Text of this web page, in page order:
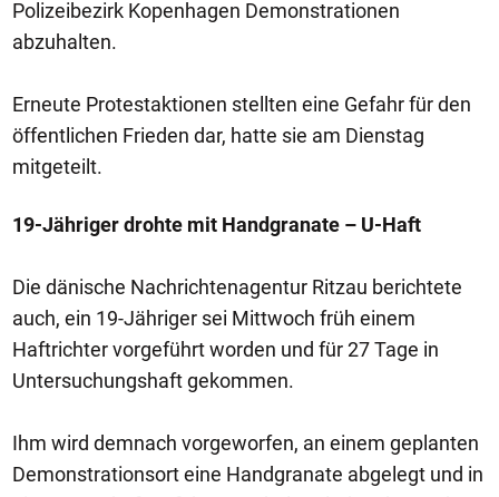
Polizeibezirk Kopenhagen Demonstrationen
abzuhalten.
Erneute Protestaktionen stellten eine Gefahr für den
öffentlichen Frieden dar, hatte sie am Dienstag
mitgeteilt.
19-Jähriger drohte mit Handgranate – U-Haft
Die dänische Nachrichtenagentur Ritzau berichtete
auch, ein 19-Jähriger sei Mittwoch früh einem
Haftrichter vorgeführt worden und für 27 Tage in
Untersuchungshaft gekommen.
Ihm wird demnach vorgeworfen, an einem geplanten
Demonstrationsort eine Handgranate abgelegt und in